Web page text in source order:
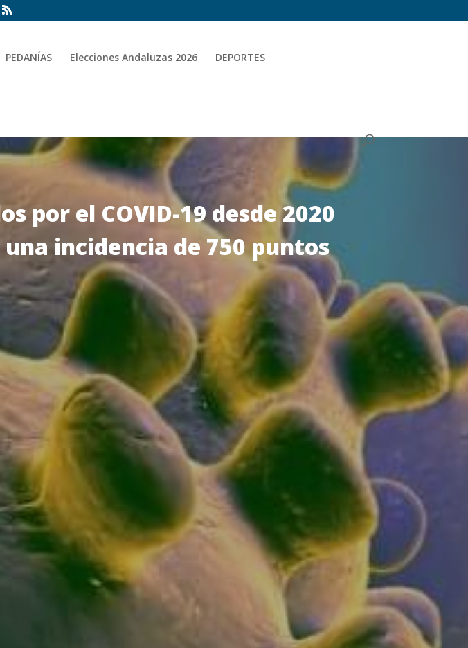
PEDANÍAS Elecciones Andaluzas 2026 DEPORTES
por el COVID-19 desde 2020
incidencia de 750 puntos